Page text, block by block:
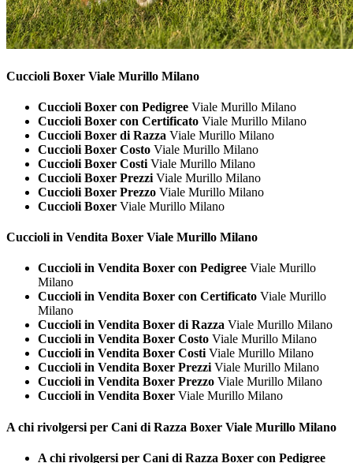
Cuccioli Boxer Viale Murillo Milano
Cuccioli Boxer con Pedigree Viale Murillo Milano
Cuccioli Boxer con Certificato Viale Murillo Milano
Cuccioli Boxer di Razza Viale Murillo Milano
Cuccioli Boxer Costo Viale Murillo Milano
Cuccioli Boxer Costi Viale Murillo Milano
Cuccioli Boxer Prezzi Viale Murillo Milano
Cuccioli Boxer Prezzo Viale Murillo Milano
Cuccioli Boxer Viale Murillo Milano
Cuccioli in Vendita Boxer Viale Murillo Milano
Cuccioli in Vendita Boxer con Pedigree Viale Murillo
Milano
Cuccioli in Vendita Boxer con Certificato Viale Murillo
Milano
Cuccioli in Vendita Boxer di Razza Viale Murillo Milano
Cuccioli in Vendita Boxer Costo Viale Murillo Milano
Cuccioli in Vendita Boxer Costi Viale Murillo Milano
Cuccioli in Vendita Boxer Prezzi Viale Murillo Milano
Cuccioli in Vendita Boxer Prezzo Viale Murillo Milano
Cuccioli in Vendita Boxer Viale Murillo Milano
A chi rivolgersi per Cani di Razza Boxer Viale Murillo Milano
A chi rivolgersi per Cani di Razza Boxer con Pedigree